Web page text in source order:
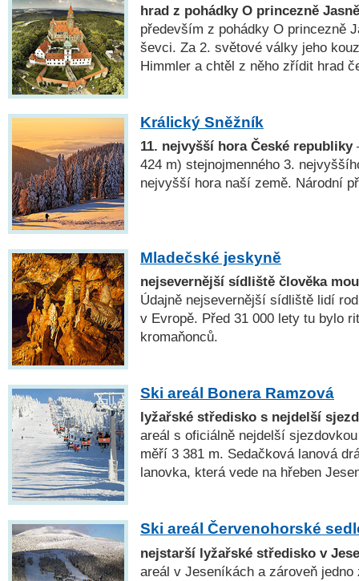
hrad z pohádky O princezně
především z pohádky O princezně
ševci. Za 2. světové války jeho
Himmler a chtěl z něho zřídit hrad
Králický Sněžník
11. nejvyšší hora České republiky
424 m) stejnojmenného 3.
nejvyšší hora naší země. Národní
Mladečské jeskyně
nejsevernější sídliště člověka
Údajně nejsevernější sídliště lidí
v Evropě. Před 31 000 lety tu bylo
kromaňonců.
Ski areál Bonera Ramzová
lyžařské středisko s nejdelší
areál s oficiálně nejdelší
měří 3 381 m. Sedačková lanová
lanovka, která vede na hřeben
Ski areál Červenohorské
nejstarší lyžařské středisko v
areál v Jeseníkách a zároveň jedno